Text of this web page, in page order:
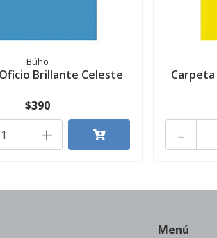
Búho
Brillante Celeste
$390
+ -
Menú